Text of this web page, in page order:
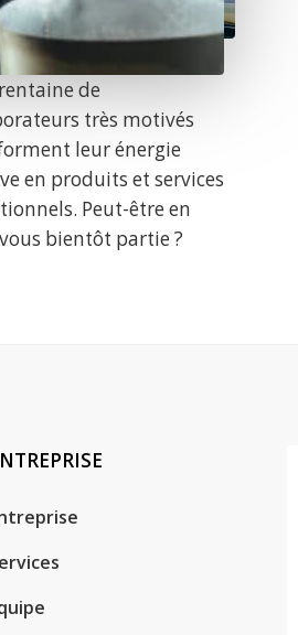
de
très motivés
leur énergie
en produits et services
Peut-être en
bientôt partie ?